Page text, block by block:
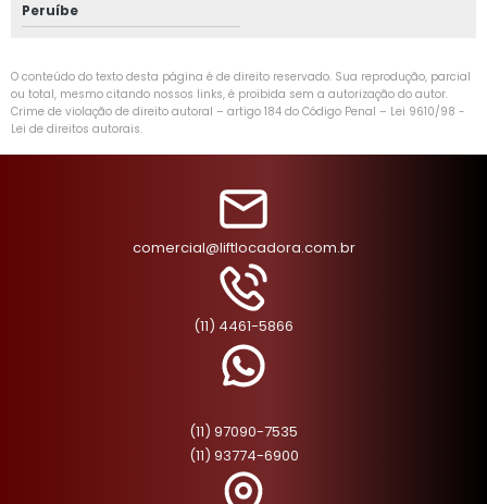
Peruíbe
O conteúdo do texto desta página é de direito reservado. Sua reprodução, parcial
ou total, mesmo citando nossos links, é proibida sem a autorização do autor.
Crime de violação de direito autoral – artigo 184 do Código Penal – Lei 9610/98 -
Lei de direitos autorais.
comercial@liftlocadora.com.br
(11) 4461-5866
(11) 97090-7535
(11) 93774-6900